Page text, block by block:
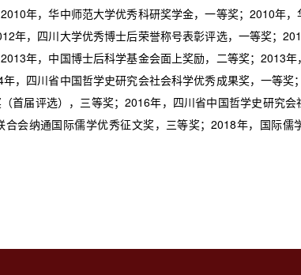
年，华中师范大学优秀科研奖学金，一等奖；2010年
年，四川大学优秀博士后荣誉称号表彰评选，一等奖；
年，中国博士后科学基金会面上奖励，二等奖；2013
，四川省中国哲学史研究会社会科学优秀成果奖，一等奖
首届评选），三等奖；2016年，四川省中国哲学史研究会
合会纳通国际儒学优秀征文奖，三等奖；2018年，国际儒